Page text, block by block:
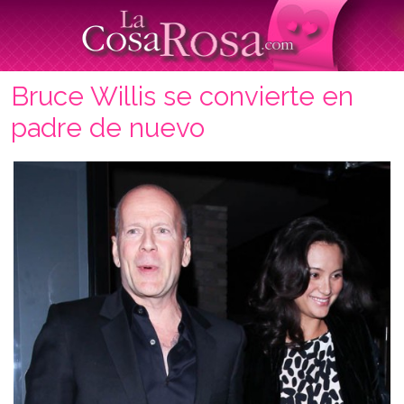
Bruce Willis se convierte en
padre de nuevo